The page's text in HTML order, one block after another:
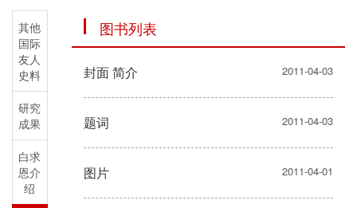
其他
国际
友人
史料
研究
成果
白求
恩介
绍
图书列表
封面 简介 2011-04-03
题词 2011-04-03
图片 2011-04-01